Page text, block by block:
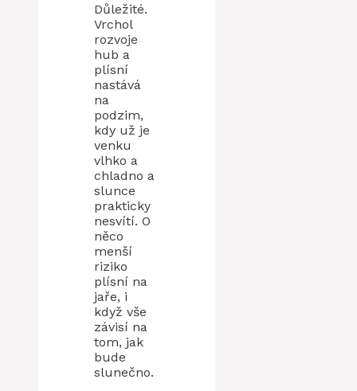
Důležité.
Vrchol
rozvoje
hub a
plísní
nastává
na
podzim,
kdy už je
venku
vlhko a
chladno a
slunce
prakticky
nesvítí. O
něco
menší
riziko
plísní na
jaře, i
když vše
závisí na
tom, jak
bude
slunečno.